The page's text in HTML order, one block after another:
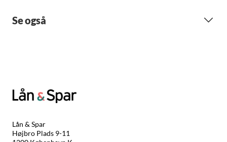
Se også
Lån & Spar
Højbro Plads 9-11